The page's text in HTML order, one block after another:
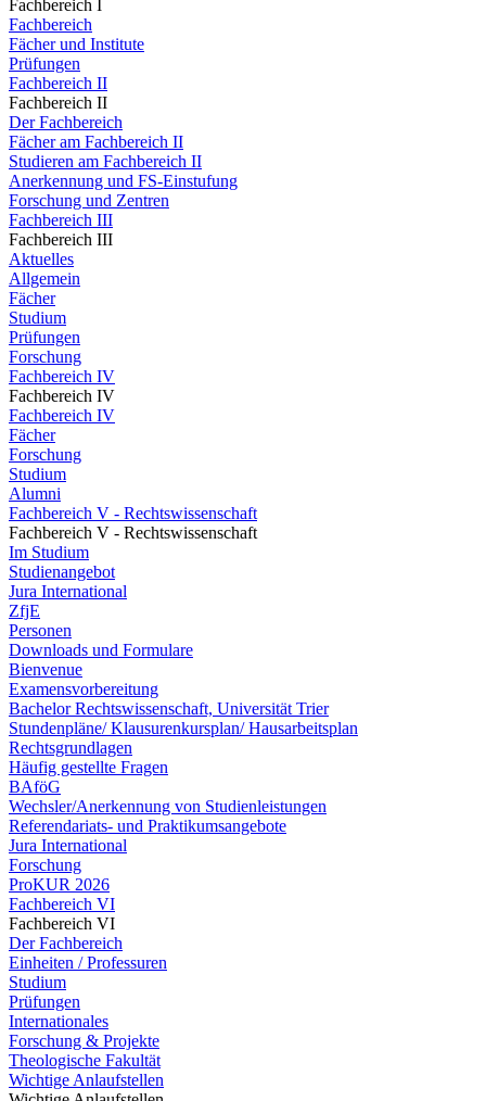
Fachbereich I
Fachbereich
Fächer und Institute
Prüfungen
Fachbereich II
Fachbereich II
Der Fachbereich
Fächer am Fachbereich II
Studieren am Fachbereich II
Anerkennung und FS-Einstufung
Forschung und Zentren
Fachbereich III
Fachbereich III
Aktuelles
Allgemein
Fächer
Studium
Prüfungen
Forschung
Fachbereich IV
Fachbereich IV
Fachbereich IV
Fächer
Forschung
Studium
Alumni
Fachbereich V - Rechtswissenschaft
Fachbereich V - Rechtswissenschaft
Im Studium
Studienangebot
Jura International
ZfjE
Personen
Downloads und Formulare
Bienvenue
Examensvorbereitung
Bachelor Rechtswissenschaft, Universität Trier
Stundenpläne/ Klausurenkursplan/ Hausarbeitsplan
Rechtsgrundlagen
Häufig gestellte Fragen
BAföG
Wechsler/Anerkennung von Studienleistungen
Referendariats- und Praktikumsangebote
Jura International
Forschung
ProKUR 2026
Fachbereich VI
Fachbereich VI
Der Fachbereich
Einheiten / Professuren
Studium
Prüfungen
Internationales
Forschung & Projekte
Theologische Fakultät
Wichtige Anlaufstellen